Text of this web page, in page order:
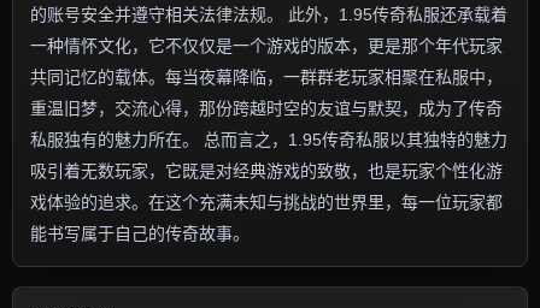
的账号安全并遵守相关法律法规。 此外，1.95传奇私服还承载着
一种情怀文化，它不仅仅是一个游戏的版本，更是那个年代玩家
共同记忆的载体。每当夜幕降临，一群群老玩家相聚在私服中，
重温旧梦，交流心得，那份跨越时空的友谊与默契，成为了传奇
私服独有的魅力所在。 总而言之，1.95传奇私服以其独特的魅力
吸引着无数玩家，它既是对经典游戏的致敬，也是玩家个性化游
戏体验的追求。在这个充满未知与挑战的世界里，每一位玩家都
能书写属于自己的传奇故事。